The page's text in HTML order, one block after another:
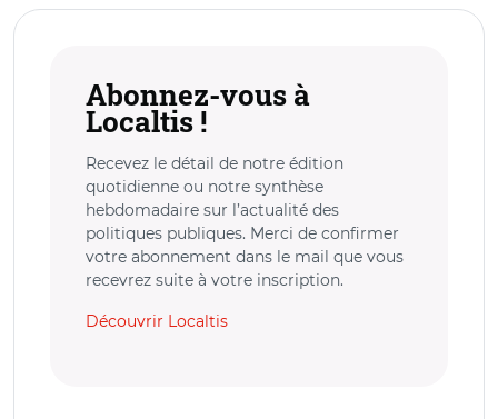
Abonnez-vous à
Localtis !
Recevez le détail de notre édition
quotidienne ou notre synthèse
hebdomadaire sur l’actualité des
politiques publiques. Merci de confirmer
votre abonnement dans le mail que vous
recevrez suite à votre inscription.
Découvrir Localtis